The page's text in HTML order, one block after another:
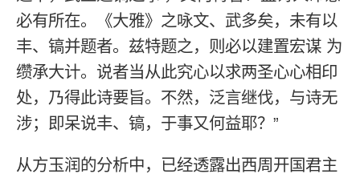
必有所在。《大雅》之咏文、武多矣，未有以
丰、镐并题者。兹特题之，则必以建置宏谋 为
缵承大计。说者当从此究心以求两圣心心相印
处，乃得此诗要旨。不然，泛言继伐，与诗无
涉；即呆说丰、镐，于事又何益耶？”
从方玉润的分析中，已经透露出西周开国君主